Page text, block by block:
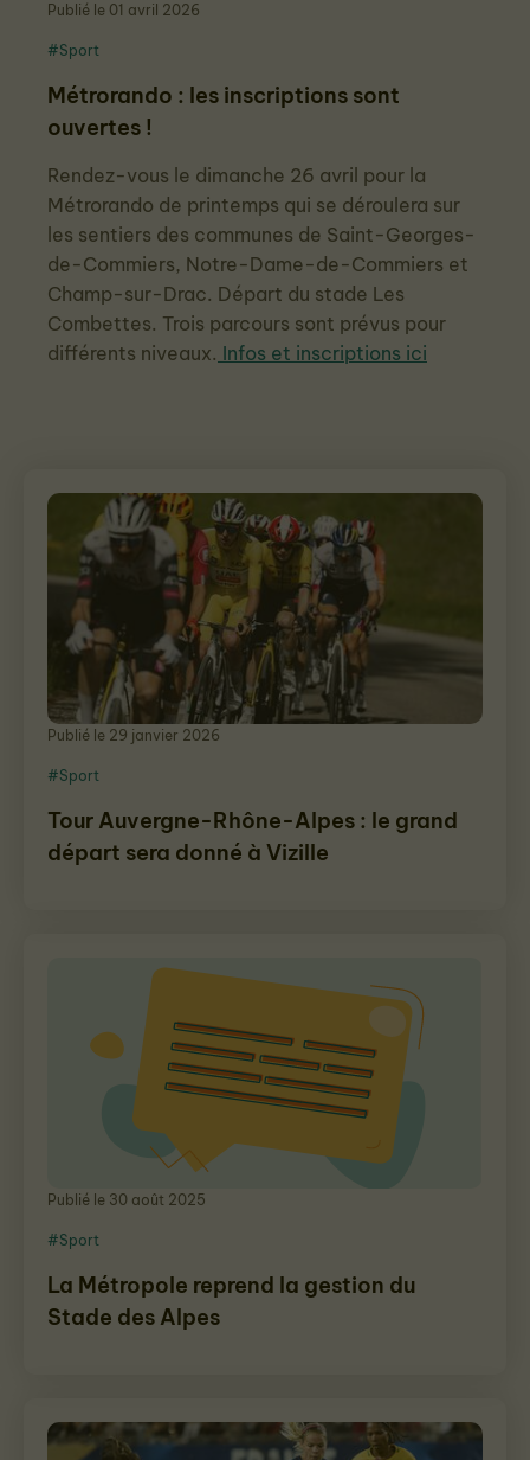
Métrorando : les inscriptions sont
ouvertes !
Publié le 01 avril 2026
#Sport
Rendez-vous le dimanche 26 avril pour la
Métrorando de printemps qui se déroulera sur
les sentiers des communes de Saint-Georges-
de-Commiers, Notre-Dame-de-Commiers et
Champ-sur-Drac. Départ du stade Les
Combettes. Trois parcours sont prévus pour
différents niveaux. Infos et inscriptions ici
Tour Auvergne-Rhône-Alpes : le grand
départ sera donné à Vizille
Publié le 29 janvier 2026
#Sport
La Métropole reprend la gestion du
Stade des Alpes
Publié le 30 août 2025
#Sport